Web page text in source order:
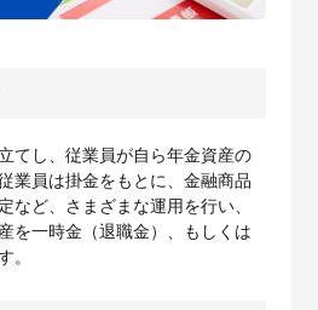
てし、従業員が自ら年金資産の
業員は掛金をもとに、金融商品
など、さまざまな運用を行い、
を一時金（退職金）、もしくは
。